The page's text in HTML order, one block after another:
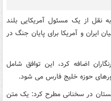
نقل از یک مسئول آمریکایی بلند
ایران و آمریکا برای پایان جنگ در
اضافه کرد، این توافق شامل
حوزه خلیج فارس می شود.
در سخنانی مطرح کرد: یک متن